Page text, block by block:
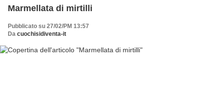
Marmellata di mirtilli
Pubblicato su 27/02/PM 13:57
Da cuochisidiventa-it